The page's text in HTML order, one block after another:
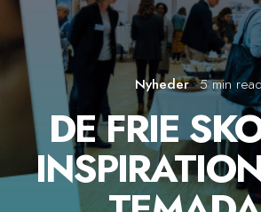
Nyheder 5 min
DE FRIE